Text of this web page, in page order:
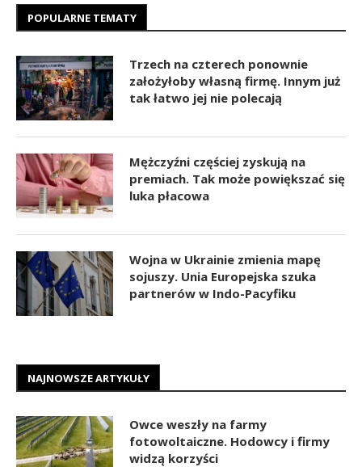
POPULARNE TEMATY
Trzech na czterech ponownie
założyłoby własną firmę. Innym już
tak łatwo jej nie polecają
Mężczyźni częściej zyskują na
premiach. Tak może powiększać się
luka płacowa
Wojna w Ukrainie zmienia mapę
sojuszy. Unia Europejska szuka
partnerów w Indo-Pacyfiku
NAJNOWSZE ARTYKUŁY
Owce weszły na farmy
fotowoltaiczne. Hodowcy i firmy
widzą korzyści